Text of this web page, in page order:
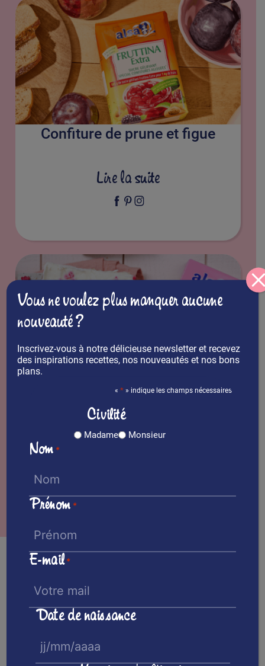
Confiture de prune et figue
Lire la suite
Barre granola / yaourt
maison
Lire la suite
Le gâteau du dimanche
Une nouvelle recette chaque
Vous ne voulez plus manquer aucune
nouveauté ?
Inscrivez-vous à notre délicieuse newsletter et recevez
des inspirations recettes, nos nouveautés et nos bons
plans.
« *» indique les champs nécessaires
Civilité
Madame Monsieur
Nom *
Prénom *
E-mail *
Date de naissance
JJ
slash